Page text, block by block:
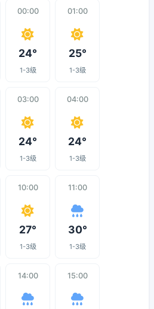
00:00
24°
1-3级
01:00
25°
1-3级
03:00
24°
1-3级
04:00
24°
1-3级
10:00
27°
1-3级
11:00
30°
1-3级
14:00 15:00